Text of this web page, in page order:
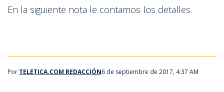
En la siguiente nota le contamos los detalles.
Por TELETICA.COM REDACCIÓN6 de septiembre de 2017, 4:37 AM